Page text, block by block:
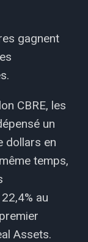
gagnent
CBRE, les
un
dollars en
temps,
au
Assets.